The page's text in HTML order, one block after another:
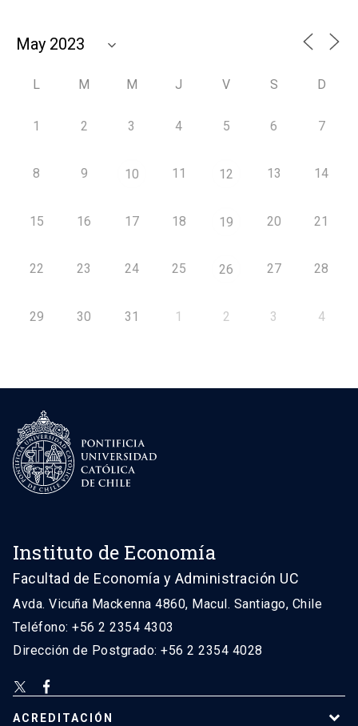
L M M J V S D
1 2 3 4 5 6 7
8 9 10 11 12 13 14
15 16 17 18 19 20 21
22 23 24 25 26 27 28
29 30 31 1 2 3 4
Instituto de Economía
Facultad de Economía y Administración UC
Avda. Vicuña Mackenna 4860, Macul. Santiago, Chile
Teléfono: +56 2 2354 4303
Dirección de Postgrado: +56 2 2354 4028
ACREDITACIÓN